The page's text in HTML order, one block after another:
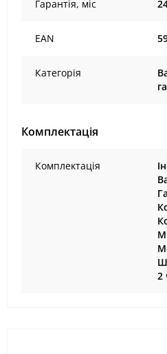
Гарантія, міс
EAN
Категорія
Комплектація
Комплектація
2